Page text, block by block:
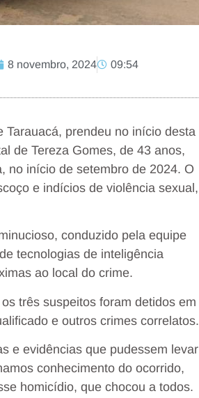
8 novembro, 2024 09:54
prendeu no início desta
de Tereza Gomes, de 43 anos,
no início de setembro de 2024. O
e indícios de violência sexual,
conduzido pela equipe
tecnologias de inteligência
ao local do crime.
três suspeitos foram detidos em
e outros crimes correlatos.
e evidências que pudessem levar
conhecimento do ocorrido,
homicídio, que chocou a todos.